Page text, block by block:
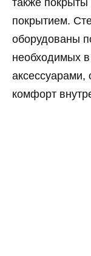
покрытием.
оборудованы
необходимых
комфорт